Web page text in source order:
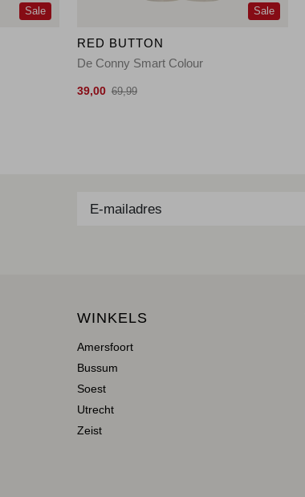
Sale Sale
RED BUTTON
De Conny Smart Colour
39,00 69,99
WINKELS
Amersfoort
Bussum
Soest
Utrecht
Zeist